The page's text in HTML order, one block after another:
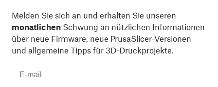
Melden Sie sich an und erhalten Sie unseren
monatlichen Schwung an nützlichen Informationen
über neue Firmware, neue PrusaSlicer-Versionen
und allgemeine Tipps für 3D-Druckprojekte.